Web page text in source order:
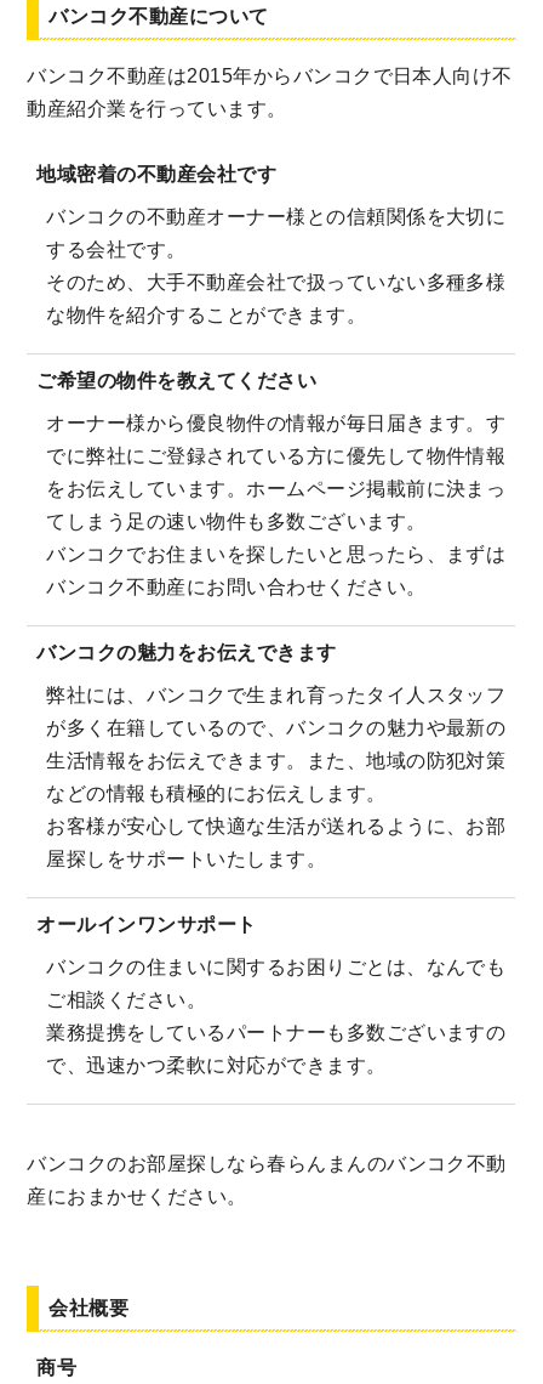
バンコク不動産について
バンコク不動産は2015年からバンコクで日本人向け不
動産紹介業を行っています。
地域密着の不動産会社です
バンコクの不動産オーナー様との信頼関係を大切に
する会社です。
そのため、大手不動産会社で扱っていない多種多様
な物件を紹介することができます。
ご希望の物件を教えてください
オーナー様から優良物件の情報が毎日届きます。す
でに弊社にご登録されている方に優先して物件情報
をお伝えしています。ホームページ掲載前に決まっ
てしまう足の速い物件も多数ございます。
バンコクでお住まいを探したいと思ったら、まずは
バンコク不動産にお問い合わせください。
バンコクの魅力をお伝えできます
弊社には、バンコクで生まれ育ったタイ人スタッフ
が多く在籍しているので、バンコクの魅力や最新の
生活情報をお伝えできます。また、地域の防犯対策
などの情報も積極的にお伝えします。
お客様が安心して快適な生活が送れるように、お部
屋探しをサポートいたします。
オールインワンサポート
バンコクの住まいに関するお困りごとは、なんでも
ご相談ください。
業務提携をしているパートナーも多数ございますの
で、迅速かつ柔軟に対応ができます。
バンコクのお部屋探しなら春らんまんのバンコク不動
産におまかせください。
会社概要
商号